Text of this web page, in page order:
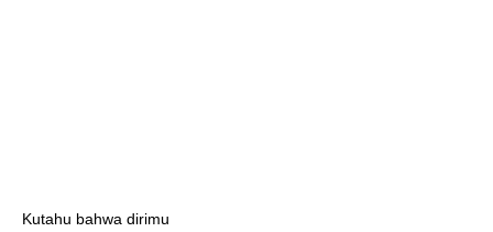
Kutahu bahwa dirimu